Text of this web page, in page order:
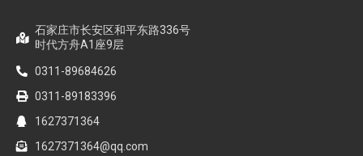
石家庄市长安区和平东路336号
时代方舟A1座9层
0311-89684626
0311-89183396
1627371364
1627371364@qq.com